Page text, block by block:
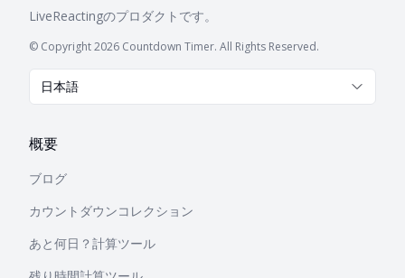
LiveReactingのプロダクトです。
© Copyright 2026 Countdown Timer. All Rights Reserved.
日本語
概要
ブログ
カウントダウンコレクション
あと何日？計算ツール